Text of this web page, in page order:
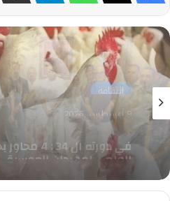
اقتصاد
9 أغسطس، 2026
تعرف على أسعار الفراخ في